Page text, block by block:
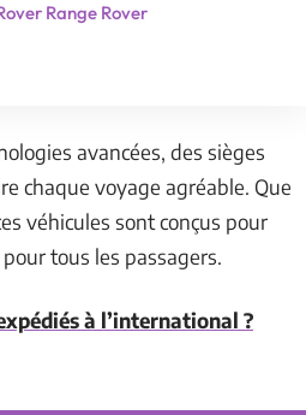
Range Rover
avancées, des sièges
chaque voyage agréable. Que
véhicules sont conçus pour
tous les passagers.
à l’international ?